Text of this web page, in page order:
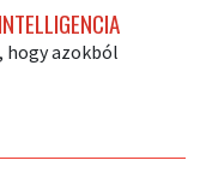
hogy azokból